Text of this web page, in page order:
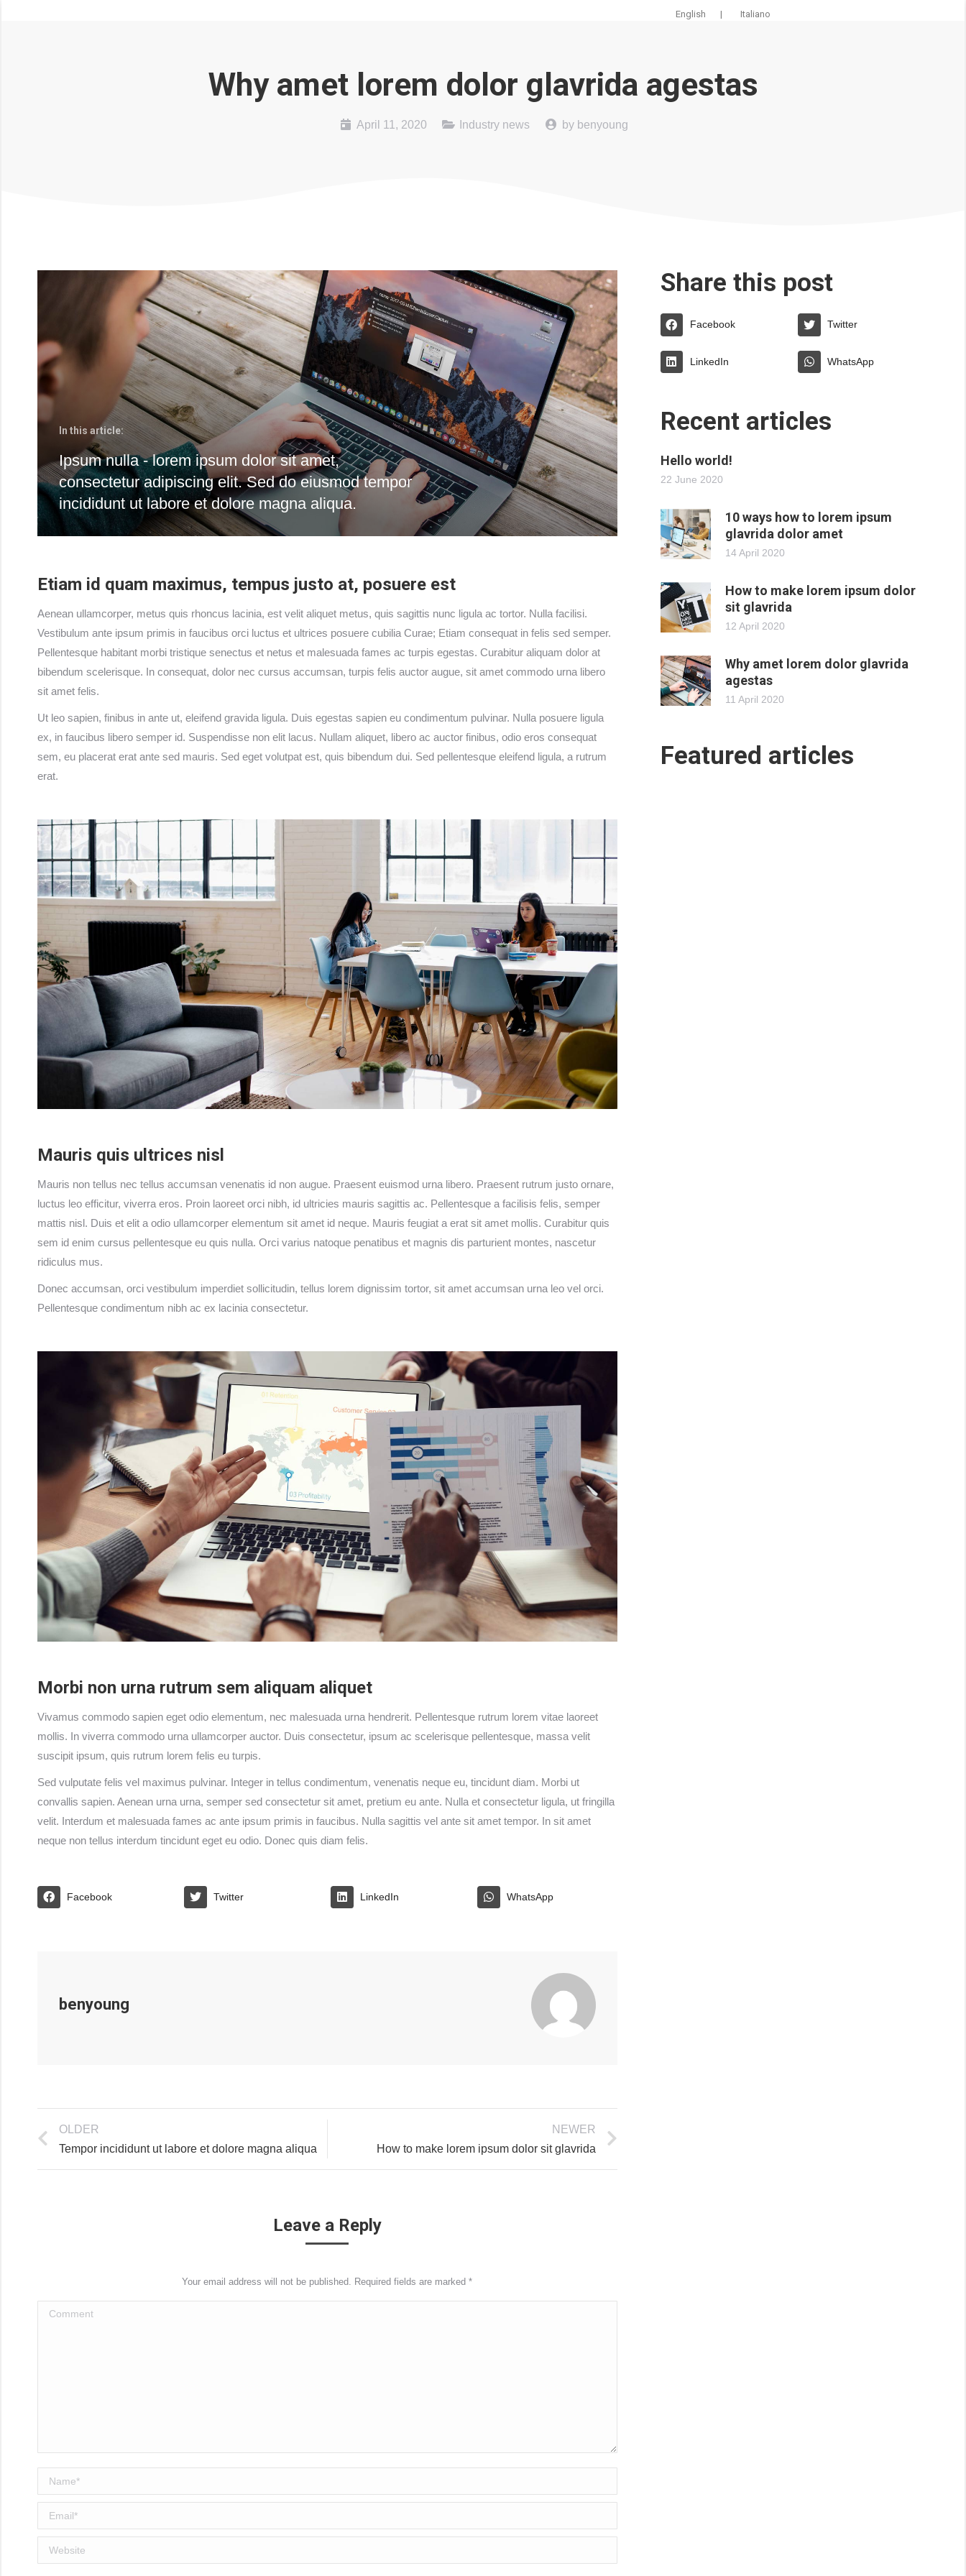
English | Italiano
Why amet lorem dolor glavrida agestas
April 11, 2020 Industry news by benyoung
In this article:
Ipsum nulla - lorem ipsum dolor sit amet,
consectetur adipiscing elit. Sed do eiusmod tempor
incididunt ut labore et dolore magna aliqua.
Etiam id quam maximus, tempus justo at, posuere est
Aenean ullamcorper, metus quis rhoncus lacinia, est velit aliquet metus, quis sagittis nunc ligula ac tortor. Nulla facilisi.
Vestibulum ante ipsum primis in faucibus orci luctus et ultrices posuere cubilia Curae; Etiam consequat in felis sed semper.
Pellentesque habitant morbi tristique senectus et netus et malesuada fames ac turpis egestas. Curabitur aliquam dolor at
bibendum scelerisque. In consequat, dolor nec cursus accumsan, turpis felis auctor augue, sit amet commodo urna libero
sit amet felis.
Ut leo sapien, finibus in ante ut, eleifend gravida ligula. Duis egestas sapien eu condimentum pulvinar. Nulla posuere ligula
ex, in faucibus libero semper id. Suspendisse non elit lacus. Nullam aliquet, libero ac auctor finibus, odio eros consequat
sem, eu placerat erat ante sed mauris. Sed eget volutpat est, quis bibendum dui. Sed pellentesque eleifend ligula, a rutrum
erat.
Mauris quis ultrices nisl
Mauris non tellus nec tellus accumsan venenatis id non augue. Praesent euismod urna libero. Praesent rutrum justo ornare,
luctus leo efficitur, viverra eros. Proin laoreet orci nibh, id ultricies mauris sagittis ac. Pellentesque a facilisis felis, semper
mattis nisl. Duis et elit a odio ullamcorper elementum sit amet id neque. Mauris feugiat a erat sit amet mollis. Curabitur quis
sem id enim cursus pellentesque eu quis nulla. Orci varius natoque penatibus et magnis dis parturient montes, nascetur
ridiculus mus.
Donec accumsan, orci vestibulum imperdiet sollicitudin, tellus lorem dignissim tortor, sit amet accumsan urna leo vel orci.
Pellentesque condimentum nibh ac ex lacinia consectetur.
Morbi non urna rutrum sem aliquam aliquet
Vivamus commodo sapien eget odio elementum, nec malesuada urna hendrerit. Pellentesque rutrum lorem vitae laoreet
mollis. In viverra commodo urna ullamcorper auctor. Duis consectetur, ipsum ac scelerisque pellentesque, massa velit
suscipit ipsum, quis rutrum lorem felis eu turpis.
Sed vulputate felis vel maximus pulvinar. Integer in tellus condimentum, venenatis neque eu, tincidunt diam. Morbi ut
convallis sapien. Aenean urna urna, semper sed consectetur sit amet, pretium eu ante. Nulla et consectetur ligula, ut fringilla
velit. Interdum et malesuada fames ac ante ipsum primis in faucibus. Nulla sagittis vel ante sit amet tempor. In sit amet
neque non tellus interdum tincidunt eget eu odio. Donec quis diam felis.
Facebook Twitter LinkedIn WhatsApp
benyoung
OLDER
Tempor incididunt ut labore et dolore magna aliqua
NEWER
How to make lorem ipsum dolor sit glavrida
Leave a Reply
Your email address will not be published. Required fields are marked*
Comment
Name *
Email *
Website
Share this post
Facebook Twitter
LinkedIn WhatsApp
Recent articles
Hello world!
22 June 2020
10 ways how to lorem ipsum
glavrida dolor amet
14 April 2020
How to make lorem ipsum dolor
sit glavrida
12 April 2020
Why amet lorem dolor glavrida
agestas
11 April 2020
Featured articles